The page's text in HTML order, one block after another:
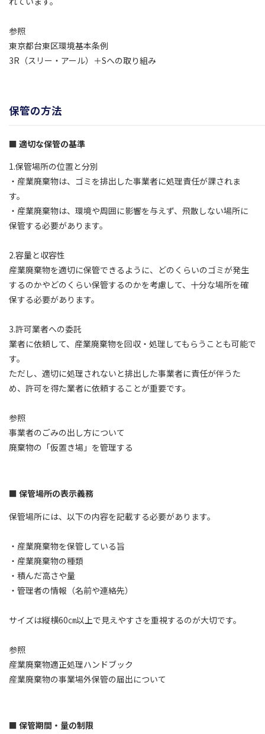
参照
東京都台東区環境基本条例
3R（スリー・アール）＋Sへの取り組み
保管の方法
適切な保管の基準
1.保管場所の位置と分別
・産業廃棄物は、ゴミを排出した事業者に処理責任が課されま
す。
・産業廃棄物は、環境や周囲に影響を与えず、飛散しない場所に
保管する必要があります。
2.容量と収容性
産業廃棄物を適切に保管できるように、どのくらいのゴミが発生
するのかやどのくらい保管するのかを考慮して、十分な場所を確
保する必要があります。
3.許可業者への委託
業者に依頼して、産業廃棄物を回収・処理してもらうことも可能で
す。
ただし、適切に処理されないと排出した事業者に責任が伴うた
め、許可を得た業者に依頼することが重要です。
参照
事業者のごみの出し方について
廃棄物の「仮置き場」を管理する
保管場所の表示義務
保管場所には、以下の内容を記載する必要があります。
・産業廃棄物を保管している旨
・産業廃棄物の種類
・積んだ高さや量
・管理者の情報（名前や連絡先）
サイズは縦横60㎝以上で見えやすさを重視するのが大切です。
参照
産業廃棄物適正処理ハンドブック
産業廃棄物の事業場外保管の届出について
保管期間・量の制限